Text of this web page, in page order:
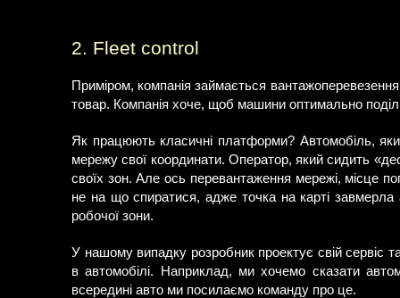
2. Fleet control
Приміром, компанія займається
товар. Компанія хоче, щоб машини оптимально
Як працюють класичні платформи? Автомобіль,
мережу свої координати. Оператор, який сидить
своїх зон. Але ось перевантаження мережі, місце
не на що спиратися, адже точка на карті
робочої зони.
У нашому випадку розробник проектує свій сервіс
в автомобілі. Наприклад, ми хочемо сказати
всередині авто ми посилаємо команду про це.